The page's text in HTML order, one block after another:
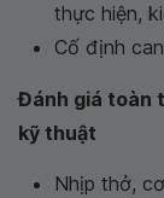
thực hiện,
Cố định
Đánh giá toàn
kỹ thuật
Nhịp thở,